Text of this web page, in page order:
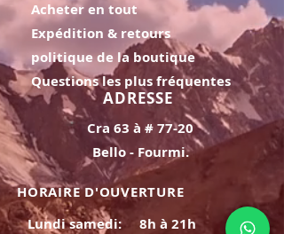
Acheter en tout
Expédition & retours
politique de la boutique
Questions les plus fréquentes
ADRESSE
Cra 63 à # 77-20
Bello - Fourmi.
HORAIRE D'OUVERTURE
Lundi samedi:
8h à 21h